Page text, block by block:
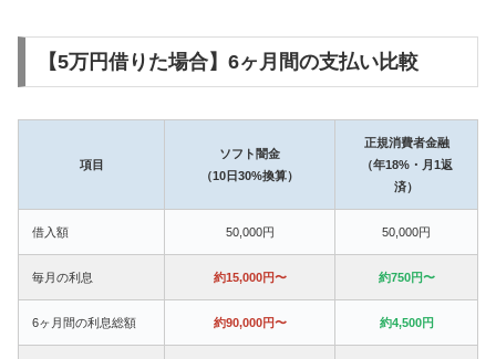
【5万円借りた場合】6ヶ月間の支払い比較
項目
ソフト闇金
（10日30%換算）
正規消費者金融
（年18%・月1返
済）
借入額 50,000円 50,000円
毎月の利息 約15,000円〜 約750円〜
6ヶ月間の利息総額 約90,000円〜 約4,500円